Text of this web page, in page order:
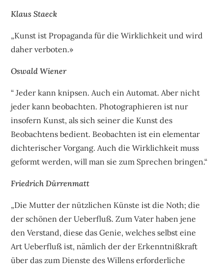
Klaus Staeck
„Kunst ist Propaganda für die Wirklichkeit und wird
daher verboten.»
Oswald Wiener
“ Jeder kann knipsen. Auch ein Automat. Aber nicht
jeder kann beobachten. Photographieren ist nur
insofern Kunst, als sich seiner die Kunst des
Beobachtens bedient. Beobachten ist ein elementar
dichterischer Vorgang. Auch die Wirklichkeit muss
geformt werden, will man sie zum Sprechen bringen.“
Friedrich Dürrenmatt
„Die Mutter der nützlichen Künste ist die Noth; die
der schönen der Ueberfluß. Zum Vater haben jene
den Verstand, diese das Genie, welches selbst eine
Art Ueberfluß ist, nämlich der der Erkenntnißkraft
über das zum Dienste des Willens erforderliche